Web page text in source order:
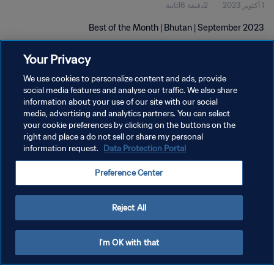
1 أكتوبر 2023 2دقيقة 16ثانية
Best of the Month | Bhutan | September 2023
سياسة الخصوصية
شروط الخدمة
إدارة تفضيلات ملفات تعريف الارتباط
Your Privacy
We use cookies to personalize content and ads, provide
social media features and analyse our traffic. We also share
information about your use of our site with our social
media, advertising and analytics partners. You can select
your cookie preferences by clicking on the buttons on the
right and place a do not sell or share my personal
information request. Data Protection Portal
Preference Center
Reject All
I'm OK with that